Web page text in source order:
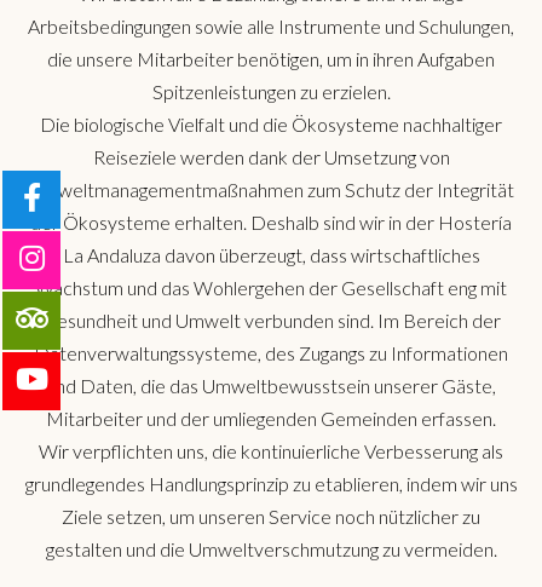
Arbeitsbedingungen sowie alle Instrumente und Schulungen,
die unsere Mitarbeiter benötigen, um in ihren Aufgaben
Spitzenleistungen zu erzielen.
Die biologische Vielfalt und die Ökosysteme nachhaltiger
Reiseziele werden dank der Umsetzung von
Umweltmanagementmaßnahmen zum Schutz der Integrität
der Ökosysteme erhalten. Deshalb sind wir in der Hostería
La Andaluza davon überzeugt, dass wirtschaftliches
Wachstum und das Wohlergehen der Gesellschaft eng mit
Gesundheit und Umwelt verbunden sind. Im Bereich der
Datenverwaltungssysteme, des Zugangs zu Informationen
und Daten, die das Umweltbewusstsein unserer Gäste,
Mitarbeiter und der umliegenden Gemeinden erfassen.
Wir verpflichten uns, die kontinuierliche Verbesserung als
grundlegendes Handlungsprinzip zu etablieren, indem wir uns
Ziele setzen, um unseren Service noch nützlicher zu
gestalten und die Umweltverschmutzung zu vermeiden.